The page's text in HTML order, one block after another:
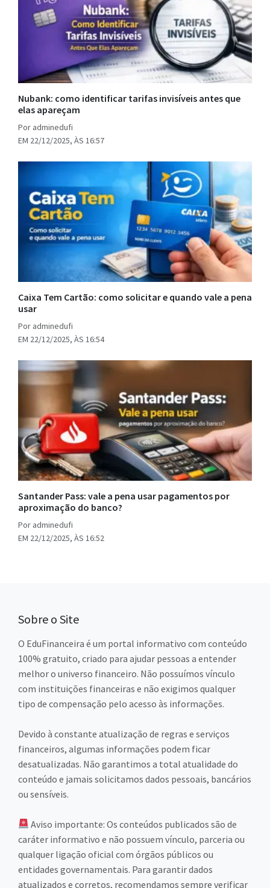
Nubank: como identificar tarifas invisíveis antes que
elas apareçam
Por adminedufi
EM 22/12/2025, ÀS 16:57
Caixa Tem Cartão: como solicitar e quando vale a pena
usar
Por adminedufi
EM 22/12/2025, ÀS 16:54
Santander Pass: vale a pena usar pagamentos por
aproximação do banco?
Por adminedufi
EM 22/12/2025, ÀS 16:52
Sobre o Site
O EduFinanceira é um portal informativo com conteúdo
100% gratuito, criado para ajudar pessoas a entender
melhor o universo financeiro. Não possuímos vínculo
com instituições financeiras e não exigimos qualquer
tipo de compensação pelo acesso às informações.
Devido à constante atualização de regras e serviços
financeiros, algumas informações podem ficar
desatualizadas. Não garantimos a total atualidade do
conteúdo e jamais solicitamos dados pessoais, bancários
ou sensíveis.
Aviso importante: Os conteúdos publicados são de
caráter informativo e não possuem vínculo, parceria ou
qualquer ligação oficial com órgãos públicos ou
entidades governamentais. Para garantir dados
atualizados e corretos, recomendamos sempre verificar